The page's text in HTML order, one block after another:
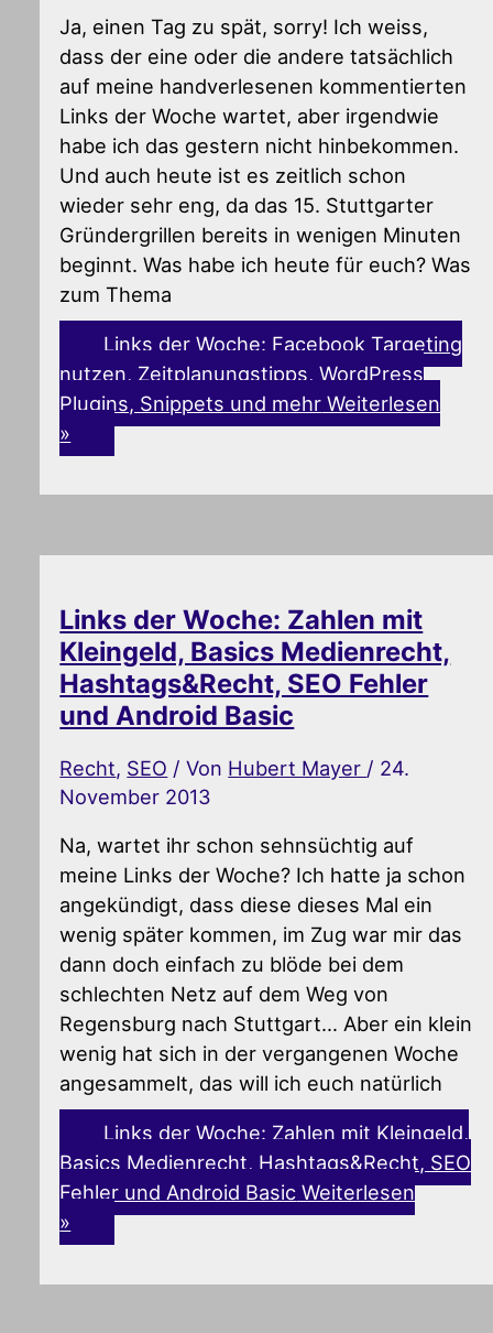
Ja, einen Tag zu spät, sorry! Ich weiss,
dass der eine oder die andere tatsächlich
auf meine handverlesenen kommentierten
Links der Woche wartet, aber irgendwie
habe ich das gestern nicht hinbekommen.
Und auch heute ist es zeitlich schon
wieder sehr eng, da das 15. Stuttgarter
Gründergrillen bereits in wenigen Minuten
beginnt. Was habe ich heute für euch? Was
zum Thema
Links der Woche: Facebook Targeting
nutzen, Zeitplanungstipps, WordPress
Plugins, Snippets und mehr Weiterlesen
»
Links der Woche: Zahlen mit
Kleingeld, Basics Medienrecht,
Hashtags&Recht, SEO Fehler
und Android Basic
Recht, SEO / Von Hubert Mayer / 24.
November 2013
Na, wartet ihr schon sehnsüchtig auf
meine Links der Woche? Ich hatte ja schon
angekündigt, dass diese dieses Mal ein
wenig später kommen, im Zug war mir das
dann doch einfach zu blöde bei dem
schlechten Netz auf dem Weg von
Regensburg nach Stuttgart… Aber ein klein
wenig hat sich in der vergangenen Woche
angesammelt, das will ich euch natürlich
Links der Woche: Zahlen mit Kleingeld,
Basics Medienrecht, Hashtags&Recht, SEO
Fehler und Android Basic Weiterlesen
»